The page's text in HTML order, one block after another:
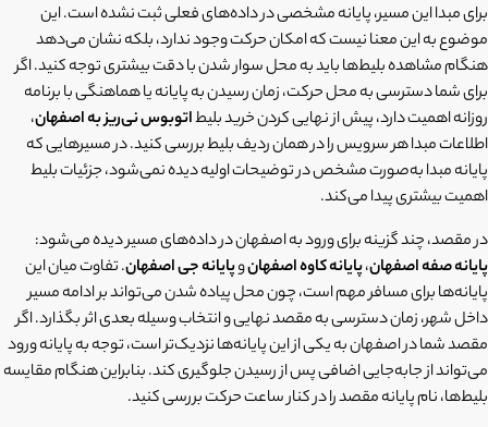
برای مبدا این مسیر، پایانه مشخصی در داده‌های فعلی ثبت نشده است. این
موضوع به این معنا نیست که امکان حرکت وجود ندارد، بلکه نشان می‌دهد
هنگام مشاهده بلیط‌ها باید به محل سوار شدن با دقت بیشتری توجه کنید. اگر
برای شما دسترسی به محل حرکت، زمان رسیدن به پایانه یا هماهنگی با برنامه
روزانه اهمیت دارد، پیش از نهایی کردن خرید بلیطاتوبوس نی‌ریز به اصفهان،
اطلاعات مبدا هر سرویس را در همان ردیف بلیط بررسی کنید. در مسیرهایی که
پایانه مبدا به‌صورت مشخص در توضیحات اولیه دیده نمی‌شود، جزئیات بلیط
اهمیت بیشتری پیدا می‌کند.
در مقصد، چند گزینه برای ورود به اصفهان در داده‌های مسیر دیده می‌شود:
پایانه صفه اصفهان،پایانه کاوه اصفهانوپایانه جی اصفهان. تفاوت میان این
پایانه‌ها برای مسافر مهم است، چون محل پیاده شدن می‌تواند بر ادامه مسیر
داخل شهر، زمان دسترسی به مقصد نهایی و انتخاب وسیله بعدی اثر بگذارد. اگر
مقصد شما در اصفهان به یکی از این پایانه‌ها نزدیک‌تر است، توجه به پایانه ورود
می‌تواند از جابه‌جایی اضافی پس از رسیدن جلوگیری کند. بنابراین هنگام مقایسه
بلیط‌ها، نام پایانه مقصد را در کنار ساعت حرکت بررسی کنید.